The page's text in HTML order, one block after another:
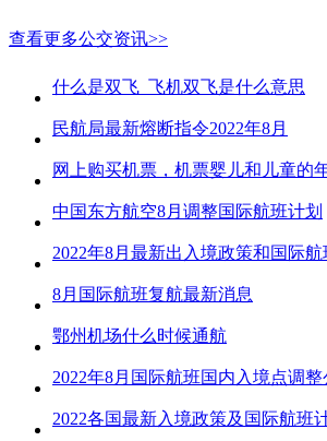
查看更多公交资讯>>
什么是双飞_飞机双飞是什么意思
民航局最新熔断指令2022年8月
中国东方航空8月调整国际航班计划
2022年8月最新出入境政策和国际
8月国际航班复航最新消息
鄂州机场什么时候通航
2022年8月国际航班国内入境点调整
2022各国最新入境政策及国际航班